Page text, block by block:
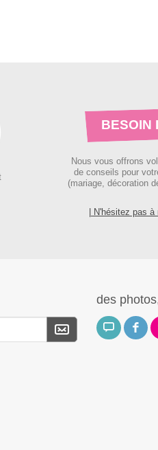
BESOIN
Nous vous offrons
de conseils pour
(mariage, décoration
| N'hésitez pas
des